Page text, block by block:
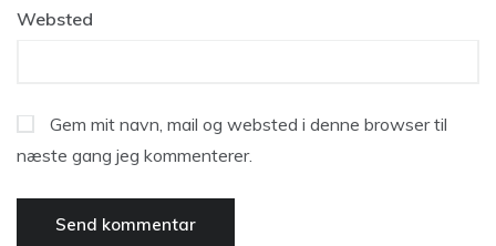
Websted
Gem mit navn, mail og websted i denne browser til
næste gang jeg kommenterer.